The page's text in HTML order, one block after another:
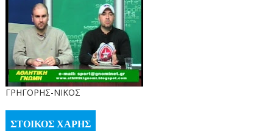
ΓΡΗΓΟΡΗΣ-ΝΙΚΟΣ
ΣΤΟΙΚΟΣ ΧΑΡΗΣ